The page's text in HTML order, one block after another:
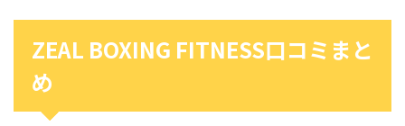
ZEAL BOXING FITNESS口コミまと
め